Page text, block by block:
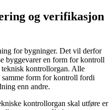
og verifikasjon
for bygninger. Det vil derfor
byggevarer en form for kontroll
teknisk kontrollorgan. Alle
form for kontroll fordi
enn andre.
kontrollorgan skal utføre er